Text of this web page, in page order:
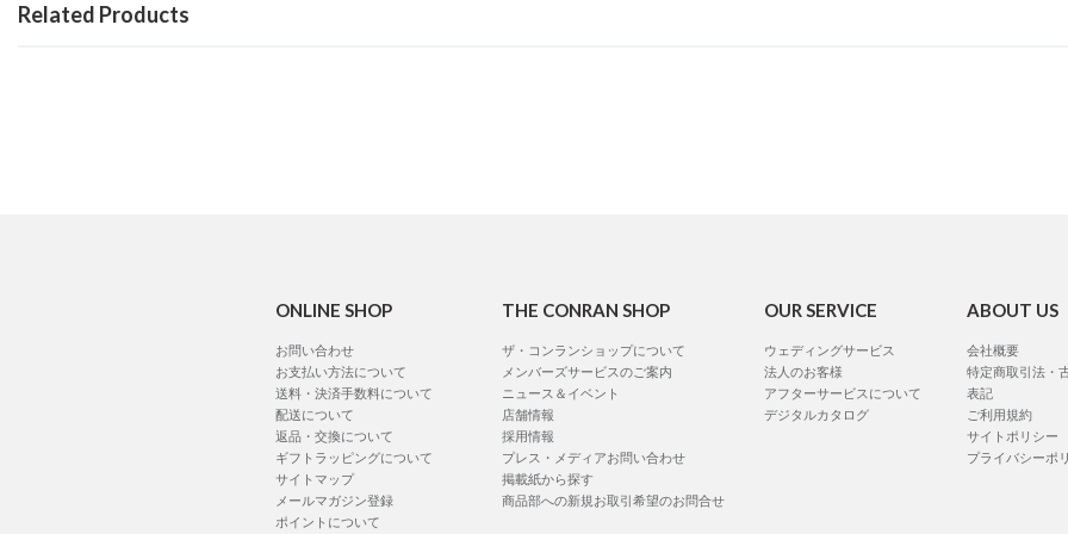
Related Products
ONLINE SHOP
お問い合わせ
お支払い方法について
送料・決済手数料について
配送について
返品・交換について
ギフトラッピングについて
サイトマップ
メールマガジン登録
ポイントについて
THE CONRAN SHOP
ザ・コンランショップについて
メンバーズサービスのご案内
ニュース＆イベント
店舗情報
採用情報
プレス・メディアお問い合わせ
掲載紙から探す
商品部への新規お取引希望のお問合せ
OUR SERVICE
ウェディングサービス
法人のお客様
アフターサービスについて
デジタルカタログ
ABOUT US
会社概要
特定商取引法・
表記
ご利用規約
サイトポリシー
プライバシーポ